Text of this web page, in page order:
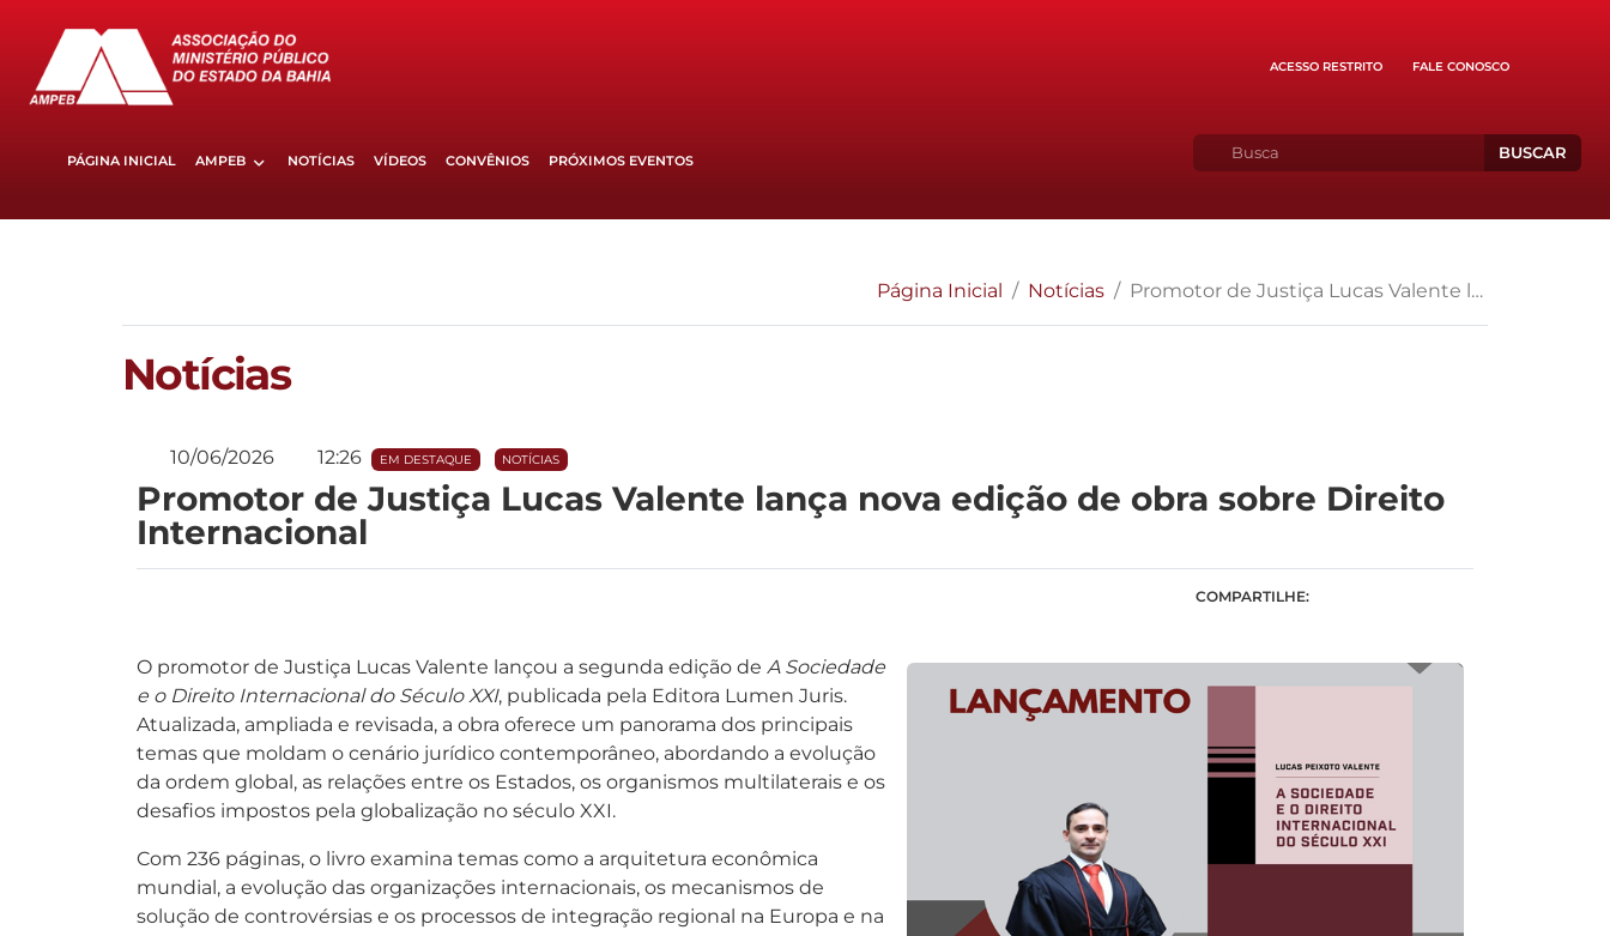
ACESSO RESTRITO FALE CONOSCO
PÁGINA INICIAL AMPEB NOTÍCIAS VÍDEOS CONVÊNIOS PRÓXIMOS EVENTOS BUSCAR
Página Inicial Notícias Promotor de Justiça Lucas Valente lança nova edição de obra sobre Direito Internacional
Notícias
10/06/2026 12:26 EM DESTAQUE NOTÍCIAS
Promotor de Justiça Lucas Valente lança nova edição de obra sobre Direito
Internacional
COMPARTILHE:
O promotor de Justiça Lucas Valente lançou a segunda edição de A Sociedade
e o Direito Internacional do Século XXI, publicada pela Editora Lumen Juris.
Atualizada, ampliada e revisada, a obra oferece um panorama dos principais
temas que moldam o cenário jurídico contemporâneo, abordando a evolução
da ordem global, as relações entre os Estados, os organismos multilaterais e os
desafios impostos pela globalização no século XXI.
Com 236 páginas, o livro examina temas como a arquitetura econômica
mundial, a evolução das organizações internacionais, os mecanismos de
solução de controvérsias e os processos de integração regional na Europa e na